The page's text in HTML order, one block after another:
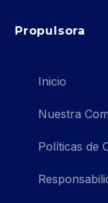
Propulsora
Inicio
Nuestra
Políticas de